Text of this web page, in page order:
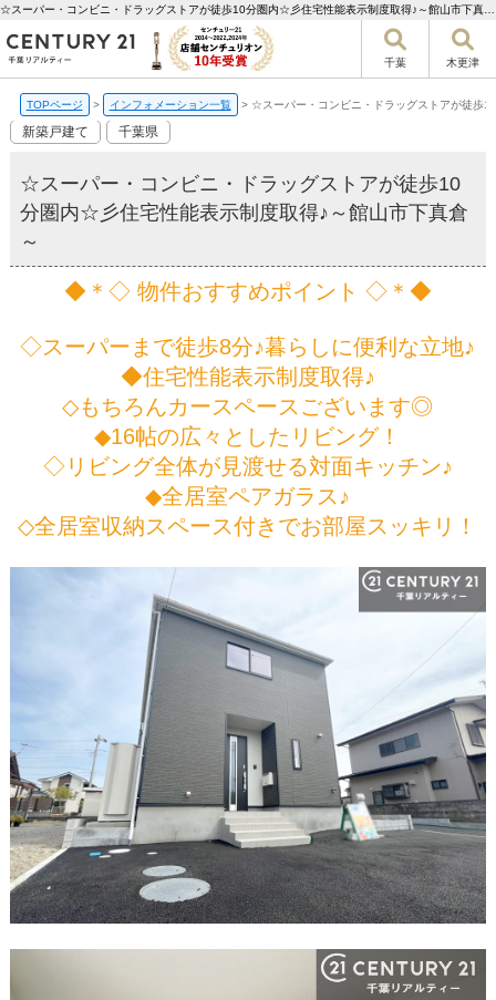
千葉 木更津
TOPページ > インフォメーション一覧 > ☆スーパー・コンビニ・ドラッグストアが徒歩
新築戸建て 千葉県
☆スーパー・コンビニ・ドラッグストアが徒歩10
分圏内☆彡住宅性能表示制度取得♪～館山市下真倉
～
◆＊◇ 物件おすすめポイント ◇＊◆
◇スーパーまで徒歩8分♪暮らしに便利な立地♪
◆住宅性能表示制度取得♪
◇もちろんカースペースございます◎
◆16帖の広々としたリビング！
◇リビング全体が見渡せる対面キッチン♪
◆全居室ペアガラス♪
◇全居室収納スペース付きでお部屋スッキリ！